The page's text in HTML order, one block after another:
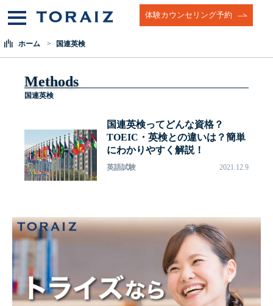
体験カウンセリング予約
ホーム 国連英検
Methods
国連英検
国連英検ってどんな資格？
TOEIC・英検との違いは？簡単
にわかりやすく解説！
英語試験 2021.12.9